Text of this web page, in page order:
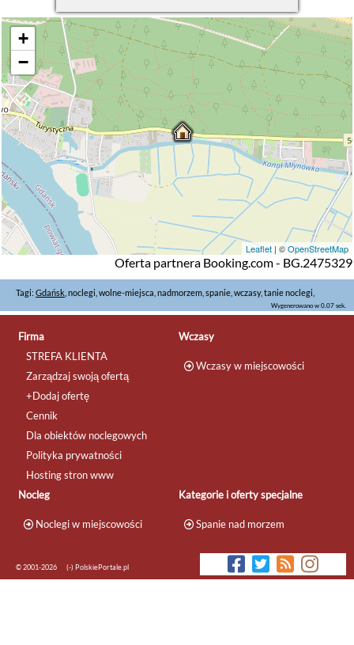
+
−
Leaflet | ©OpenStreetMap
Oferta partnera Booking.com - BG.2475329
Tagi: Gdańsk , noclegi, wolne-miejsca, nadmorzem, spanie, wczasy, tanie noclegi,
Wygenerowano w 0.07 sek.
Firma
STREFA KLIENTA
Zarządzaj swoją ofertą
+Dodaj ofertę
Cennik
Dla obiektów noclegowych
Polityka prywatności
Hosting stron www
Wczasy
Wczasy w miejscowości
Nocleg
Noclegi w miejscowości
Kategorie i oferty specjalne
Spanie nad morzem
© 2001-2026 (-) PolskiePortale.pl